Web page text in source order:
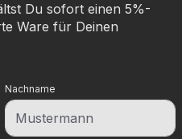
Du sofort einen 5%-
Ware für Deinen
Nachname